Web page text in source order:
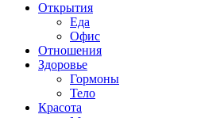
Открытия
Еда
Офис
Отношения
Здоровье
Гормоны
Тело
Красота